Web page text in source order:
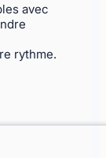
avec
rythme.